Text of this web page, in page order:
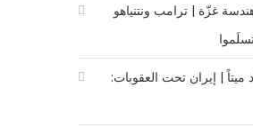
غزّة | ترامب ونتنياهو
ميتاً | إيران تحت العقوبات: